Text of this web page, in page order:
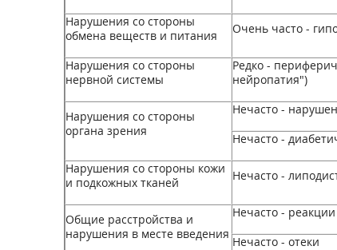
Нарушения со стороны
обмена веществ и питания
Очень часто -
Нарушения со стороны
нервной системы
Редко -
нейропатия")
Нарушения со стороны
органа зрения
Нечасто -
Нечасто -
Нарушения со стороны кожи
и подкожных тканей
Нечасто -
Общие расстройства и
нарушения в месте введения
Нечасто -
Нечасто - отеки